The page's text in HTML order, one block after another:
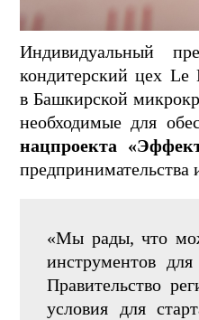
Индивидуальный
кондитерский цех
в Башкирской
необходимые для
нацпроекта
предпринимательства
«Мы рады, что
инструментов
Правительство
условия для